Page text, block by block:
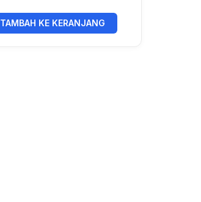
TAMBAH KE KERANJANG